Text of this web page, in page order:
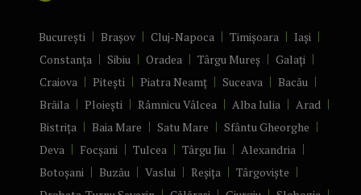
București Brașov Cluj-Napoca Timișoara
Iași
Constanța
Sibiu Oradea Târgu Mureș
Galați
Craiova
Pitești Piatra Neamț Suceava
Bacău
Brăila
Ploiești Râmnicu Vâlcea Alba Iulia
Arad
Bistrița
Baia Mare Satu Mare
Sfântu Gheorghe
Deva
Focșani Tulcea Târgu Jiu
Alexandria
Botoșani
Buzău Vaslui Reșița
Târgoviște